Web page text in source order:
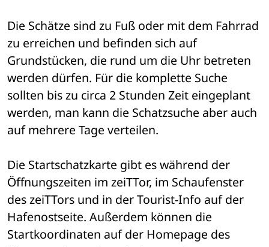
Die Schätze sind zu Fuß oder mit dem Fahrrad
zu erreichen und befinden sich auf
Grundstücken, die rund um die Uhr betreten
werden dürfen. Für die komplette Suche
sollten bis zu circa 2 Stunden Zeit eingeplant
werden, man kann die Schatzsuche aber auch
auf mehrere Tage verteilen.
Die Startschatzkarte gibt es während der
Öffnungszeiten im zeiTTor, im Schaufenster
des zeiTTors und in der Tourist-Info auf der
Hafenostseite. Außerdem können die
Startkoordinaten auf der Homepage des